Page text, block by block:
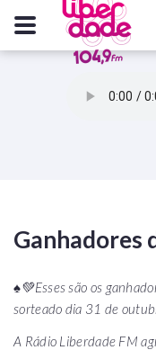
Ganhadores
♠️💚Esses são os
sorteado dia 31 de
A Rádio Liberdade FM